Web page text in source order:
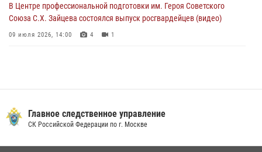
В Центре профессиональной подготовки им. Героя Советского
Союза С.Х. Зайцева состоялся выпуск росгвардейцев (видео)
09 июля 2026, 14:00 4 1
Пазл счастливой жизни: история любви и службы сотрудников
вневедомственной охраны Росгвардии
Главное следственное управление
СК Российской Федерации по г. Москве